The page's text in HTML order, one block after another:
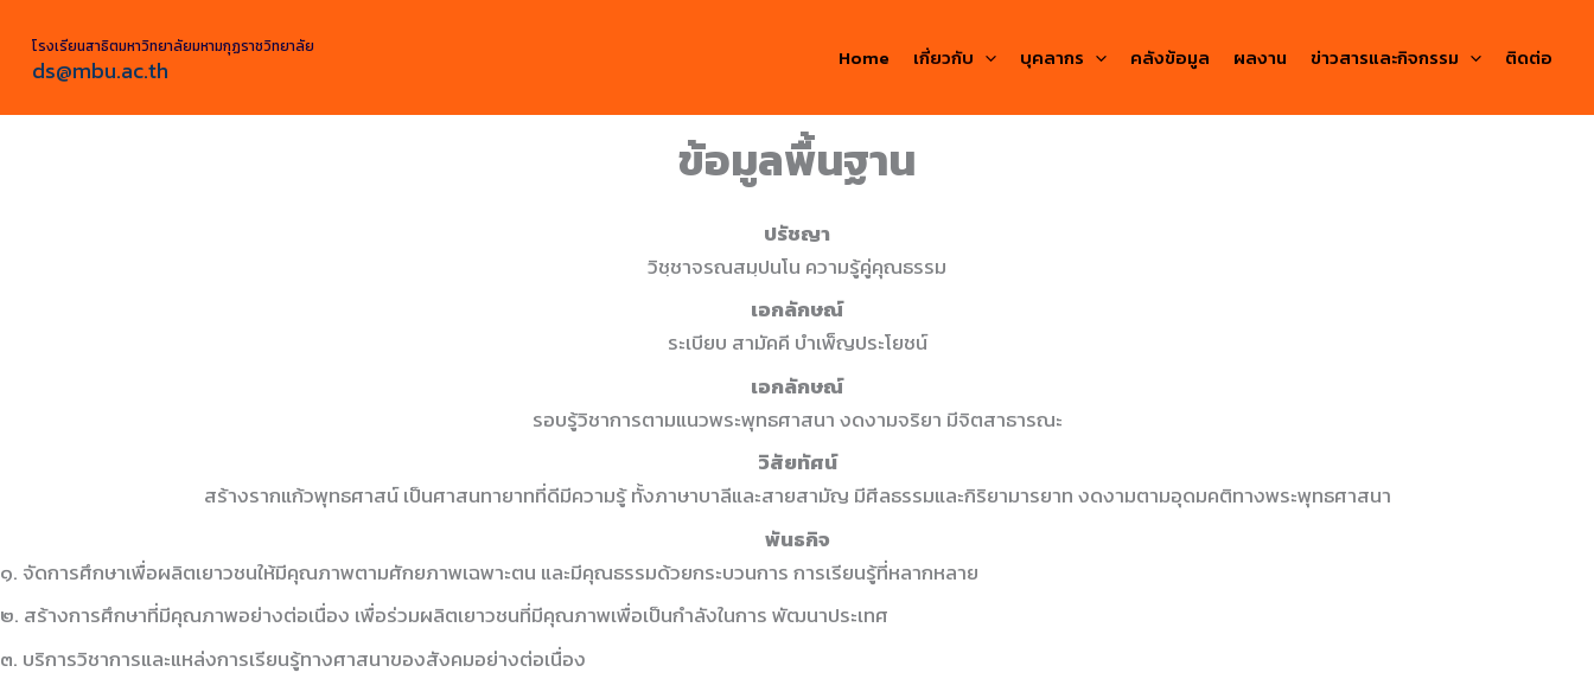
content
โรงเรียนสาธิตมหาวิทยาลัยมหามกุฏราชวิทยาลัย
ds@mbu.ac.th Home เกี่ยวกับ บุคลากร คลังข้อมูล ผลงาน ข่าวสารและกิจกรรม ติดต่อ
ข้อมูลพื้นฐาน
ปรัชญา
วิชฺชาจรณสมฺปนโน ความรู้คู่คุณธรรม
เอกลักษณ์
ระเบียบ สามัคคี บำเพ็ญประโยชน์
เอกลักษณ์
รอบรู้วิชาการตามแนวพระพุทธศาสนา งดงามจริยา มีจิตสาธารณะ
วิสัยทัศน์
สร้างรากแก้วพุทธศาสน์ เป็นศาสนทายาทที่ดีมีความรู้ ทั้งภาษาบาลีและสายสามัญ มีศีลธรรมและกิริยามารยาท งดงามตามอุดมคติทางพระพุทธศาสนา
พันธกิจ
๑. จัดการศึกษาเพื่อผลิตเยาวชนให้มีคุณภาพตามศักยภาพเฉพาะตน และมีคุณธรรมด้วยกระบวนการ การเรียนรู้ที่หลากหลาย
๒. สร้างการศึกษาที่มีคุณภาพอย่างต่อเนื่อง เพื่อร่วมผลิตเยาวชนที่มีคุณภาพเพื่อเป็นกำลังในการ พัฒนาประเทศ
๓. บริการวิชาการและแหล่งการเรียนรู้ทางศาสนาของสังคมอย่างต่อเนื่อง